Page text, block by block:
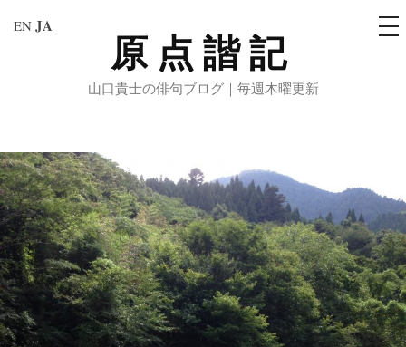
へ
ス
キ
ッ
プ
原点諧記
山口貴士の俳句ブログ｜毎週木曜更新
メ
ニ
EN JA